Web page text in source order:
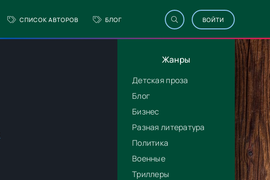
СПИСОК АВТОРОВ БЛОГ ВОЙТИ
Жанры
Детская проза
Блог
Бизнес
Разная литература
Политика
Военные
Триллеры